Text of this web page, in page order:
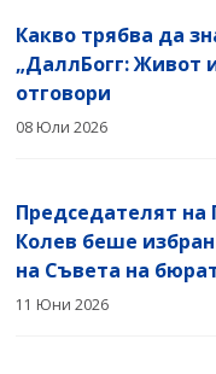
Какво трябва да
„ДаллБогг: Живот
отговори
08 Юли 2026
Председателят
Колев беше
на Съвета на
11 Юни 2026